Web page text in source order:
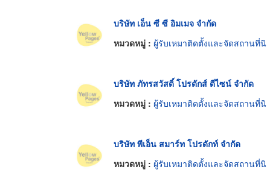
บริษัท เอ็น ซี ซี อิมเมจ จำกัด
หมวดหมู่ : ผู้รับเหมาติดตั้งและจัดสถานที่นิทรรศการ
บริษัท ภัทรสวัสดิ์ โปรดักส์ ดีไซน์ จำกัด
หมวดหมู่ : ผู้รับเหมาติดตั้งและจัดสถานที่นิทรรศการ
บริษัท พีเอ็น สมาร์ท โปรดักท์ จำกัด
หมวดหมู่ : ผู้รับเหมาติดตั้งและจัดสถานที่นิทรรศการ